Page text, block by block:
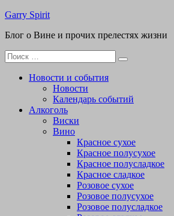
Перейти
содержимому
Garry Spirit
Блог о Вине и прочих прелестях жизни
Поиск
для:
Новости и события
Новости
Календарь событий
Алкоголь
Виски
Вино
Красное сухое
Красное полусухое
Красное полусладкое
Красное сладкое
Розовое сухое
Розовое полусухое
Розовое полусладкое